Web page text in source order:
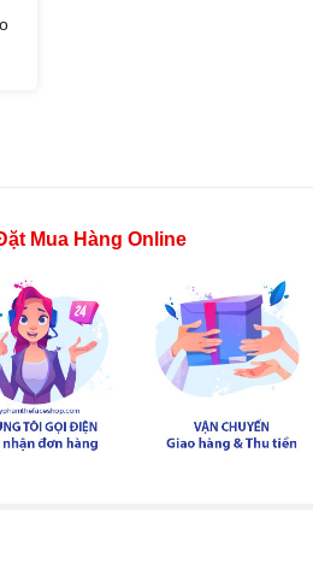
Mua Hàng Online